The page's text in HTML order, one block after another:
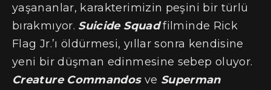
yaşananlar, karakterimizin peşini bir türlü
bırakmıyor. Suicide Squadfilminde Rick
Flag Jr.’ı öldürmesi, yıllar sonra kendisine
yeni bir düşman edinmesine sebep oluyor.
Creature Commandosve Superman